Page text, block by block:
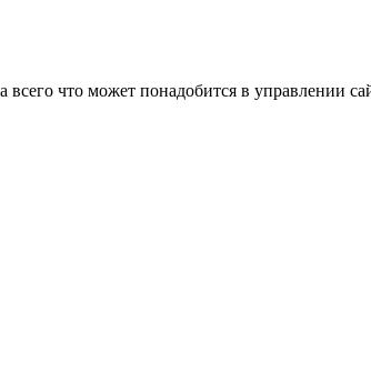
что может понадобится в управлении